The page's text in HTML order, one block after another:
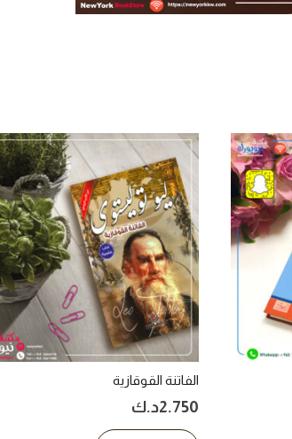
الفاتنة القوقازية
2.750د.ك